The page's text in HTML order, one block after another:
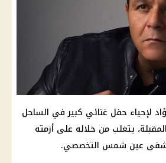
لإحياء حفل غنائي كبير في الساحل
يتغلب من خلاله على أزمته
عين شمس التخصصي.